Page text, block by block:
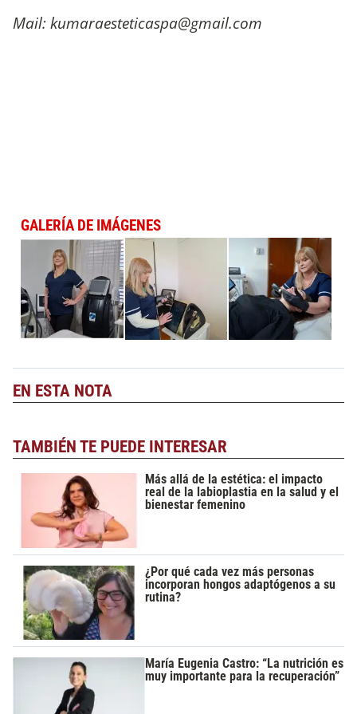
Mail: kumaraesteticaspa@gmail.com
GALERÍA DE IMÁGENES
EN ESTA NOTA
TAMBIÉN TE PUEDE INTERESAR
Más allá de la estética: el impacto
real de la labioplastia en la salud y el
bienestar femenino
¿Por qué cada vez más personas
incorporan hongos adaptógenos a su
rutina?
María Eugenia Castro: “La nutrición es
muy importante para la recuperación”